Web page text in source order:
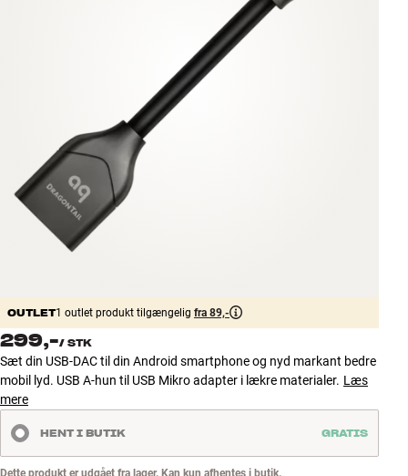
NYHEDER
TILBUD
Find Butik
OUTLET1 outlet produkt tilgængelig fra 89,-
299,-/ STK
Sæt din USB-DAC til din Android smartphone og nyd markant bedre
mobil lyd. USB A-hun til USB Mikro adapter i lækre materialer. Læs
mere
HENT I BUTIK GRATIS
Dette produkt er udgået fra lager. Kan kun afhentes i butik.